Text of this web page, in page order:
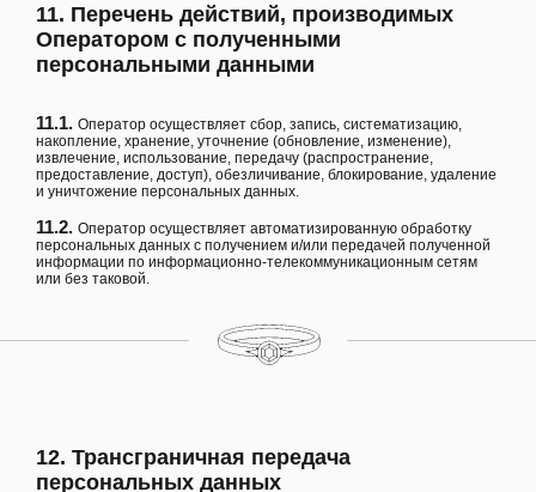
11. Перечень действий, производимых
Оператором с полученными
персональными данными
11.1. Оператор осуществляет сбор, запись, систематизацию,
накопление, хранение, уточнение (обновление, изменение),
извлечение, использование, передачу (распространение,
предоставление, доступ), обезличивание, блокирование, удаление
и уничтожение персональных данных.
11.2. Оператор осуществляет автоматизированную обработку
персональных данных с получением и/или передачей полученной
информации по информационно-телекоммуникационным сетям
или без таковой.
12. Трансграничная передача
персональных данных